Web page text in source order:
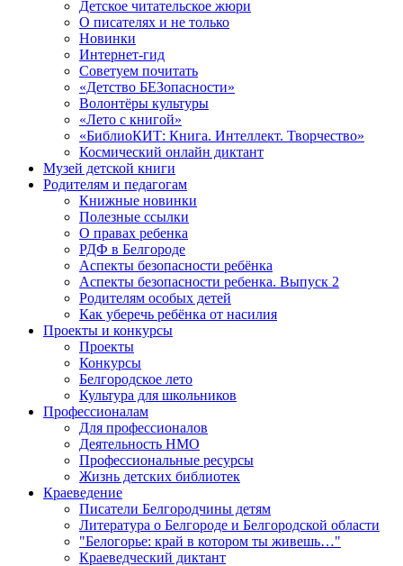
Детское читательское жюри
О писателях и не только
Новинки
Интернет-гид
Советуем почитать
«Детство БЕЗопасности»
Волонтёры культуры
«Лето с книгой»
«БиблиоКИТ: Книга. Интеллект. Творчество»
Космический онлайн диктант
Музей детской книги
Родителям и педагогам
Книжные новинки
Полезные ссылки
О правах ребенка
РДФ в Белгороде
Аспекты безопасности ребёнка
Аспекты безопасности ребенка. Выпуск 2
Родителям особых детей
Как уберечь ребёнка от насилия
Проекты и конкурсы
Проекты
Конкурсы
Белгородское лето
Культура для школьников
Профессионалам
Для профессионалов
Деятельность НМО
Профессиональные ресурсы
Жизнь детских библиотек
Краеведение
Писатели Белгородчины детям
Литература о Белгороде и Белгородской области
"Белогорье: край в котором ты живешь…"
Краеведческий диктант